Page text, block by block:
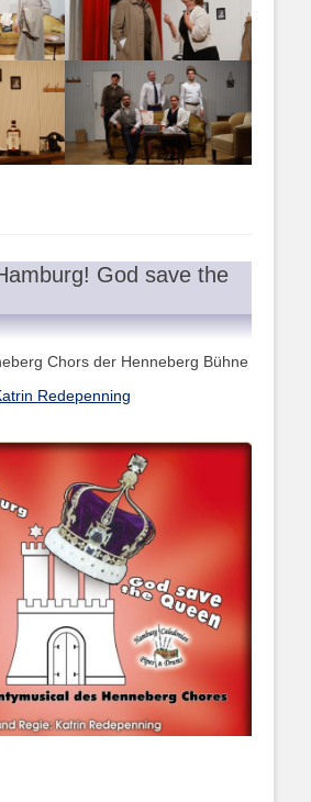
God save the
Chors der Henneberg Bühne
Redepenning